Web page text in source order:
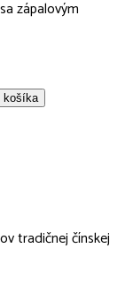
zápalovým
tradičnej čínskej